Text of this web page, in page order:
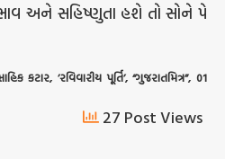
અને સહિષ્ણુતા હશે તો સોને પે
કટાર, ’રવિવારીય પૂર્તિ’, “ગુજરાતમિત્ર”, 01
27 Post Views